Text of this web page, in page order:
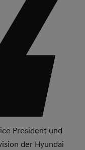
President und
der Hyundai